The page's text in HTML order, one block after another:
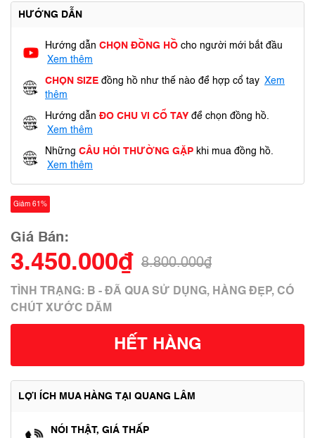
HƯỚNG DẪN
Hướng dẫn CHỌN ĐỒNG HỒ cho người mới bắt đầu
Xem thêm
CHỌN SIZE đồng hồ như thế nào để hợp cổ tay Xem
thêm
Hướng dẫn ĐO CHU VI CỔ TAY để chọn đồng hồ.
Xem thêm
Những CÂU HỎI THƯỜNG GẶP khi mua đồng hồ.
Xem thêm
Giảm 61%
Giá Bán:
3.450.000₫ 8.800.000₫
TÌNH TRẠNG: B - ĐÃ QUA SỬ DỤNG, HÀNG ĐẸP, CÓ
CHÚT XƯỚC DĂM
HẾT HÀNG
LỢI ÍCH MUA HÀNG TẠI QUANG LÂM
NÓI THẬT, GIÁ THẤP